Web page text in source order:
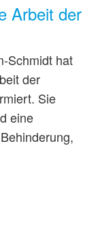
Arbeit der
Schmidt hat
der
Sie
eine